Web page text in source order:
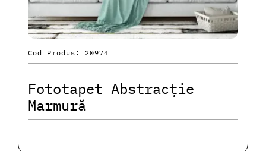
Cod Produs: 20974
Fototapet Abstracție
Marmură